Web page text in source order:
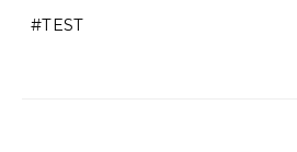
TEST